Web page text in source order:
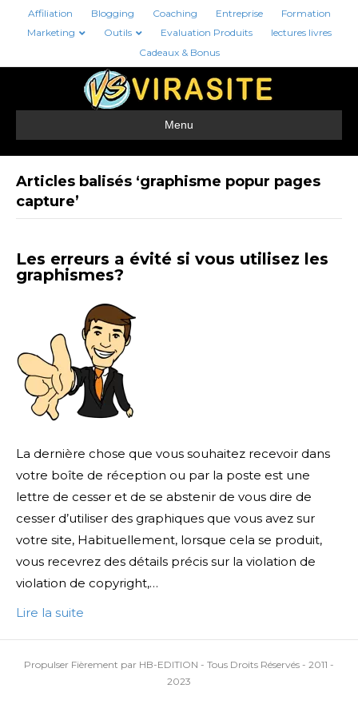
Affiliation Blogging Coaching Entreprise
Formation
Marketing
Outils Evaluation Produits
lectures livres
Cadeaux & Bonus
Menu
Articles balisés ‘graphisme popur pages
capture’
Les erreurs a évité si vous utilisez les
graphismes?
La dernière chose que vous souhaitez recevoir dans
votre boîte de réception ou par la poste est une
lettre de cesser et de se abstenir de vous dire de
cesser d’utiliser des graphiques que vous avez sur
votre site, Habituellement, lorsque cela se produit,
vous recevrez des détails précis sur la violation de
violation de copyright,…
Lire la suite
Propulser Fièrement par HB-EDITION - Tous Droits Réservés - 2011 -
2023